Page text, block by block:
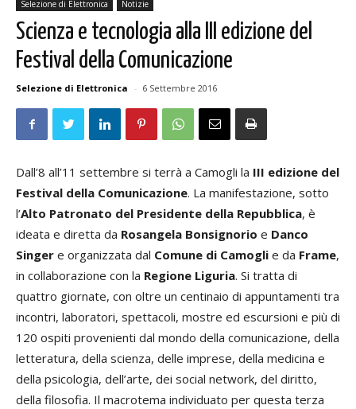
Selezione di Elettronica Notizie
Scienza e tecnologia alla III edizione del
Festival della Comunicazione
Selezione di Elettronica - 6 Settembre 2016
Dall’8 all’11 settembre si terrà a Camogli la III edizione del
Festival della Comunicazione. La manifestazione, sotto
l’Alto Patronato del Presidente della Repubblica, è
ideata e diretta da Rosangela Bonsignorio e Danco
Singer e organizzata dal Comune di Camogli e da Frame,
in collaborazione con la Regione Liguria. Si tratta di
quattro giornate, con oltre un centinaio di appuntamenti tra
incontri, laboratori, spettacoli, mostre ed escursioni e più di
120 ospiti provenienti dal mondo della comunicazione, della
letteratura, della scienza, delle imprese, della medicina e
della psicologia, dell’arte, dei social network, del diritto,
della filosofia. Il macrotema individuato per questa terza